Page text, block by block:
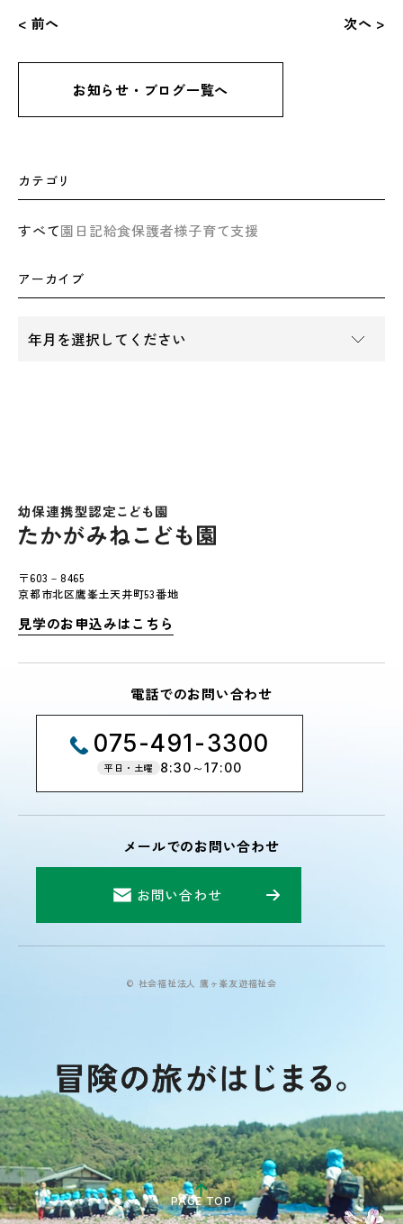
< 前へ 次へ >
お知らせ・ブログ一覧へ
カテゴリ
すべて園日記給食保護者様子育て支援
アーカイブ
〒603－8465
京都市北区鷹峯土天井町53番地
見学のお申込みはこちら
電話でのお問い合わせ
075-491-3300
平日・土曜 8:30～17:00
メールでのお問い合わせ
お問い合わせ
© 社会福祉法人 鷹ヶ峯友遊福祉会
PAGE TOP